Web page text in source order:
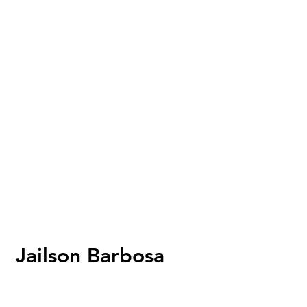
Jailson Barbosa